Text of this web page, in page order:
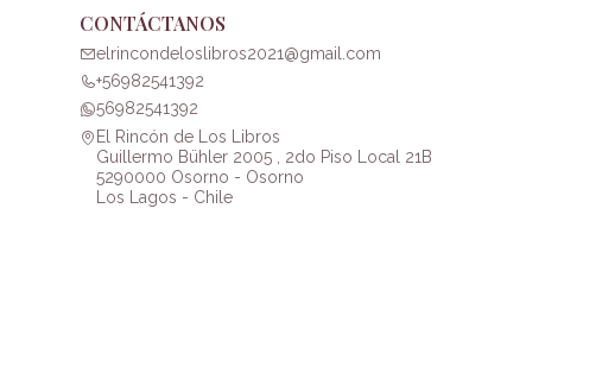
CONTÁCTANOS
elrincondeloslibros2021@gmail.com
+56982541392
56982541392
El Rincón de Los Libros
Guillermo Bühler 2005 , 2do Piso Local 21B
5290000 Osorno - Osorno
Los Lagos - Chile